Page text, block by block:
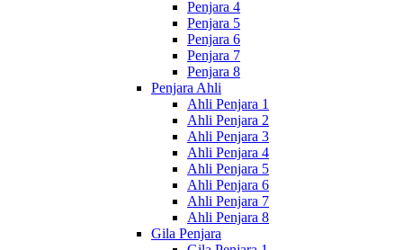
Penjara 4
Penjara 5
Penjara 6
Penjara 7
Penjara 8
Penjara Ahli
Ahli Penjara 1
Ahli Penjara 2
Ahli Penjara 3
Ahli Penjara 4
Ahli Penjara 5
Ahli Penjara 6
Ahli Penjara 7
Ahli Penjara 8
Gila Penjara